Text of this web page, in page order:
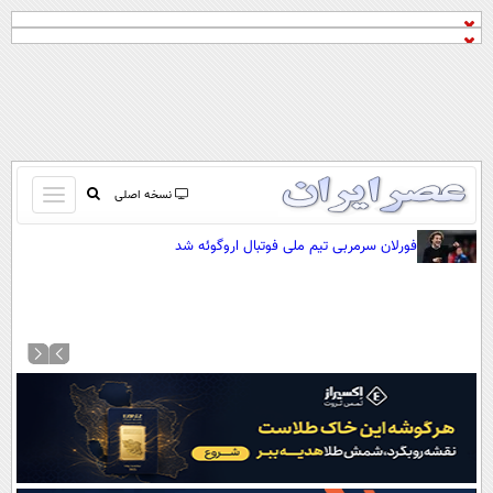
نسخه اصلی
باز
و
صفحه اول
فورلان سرمربی تیم ملی فوتبال اروگوئه شد